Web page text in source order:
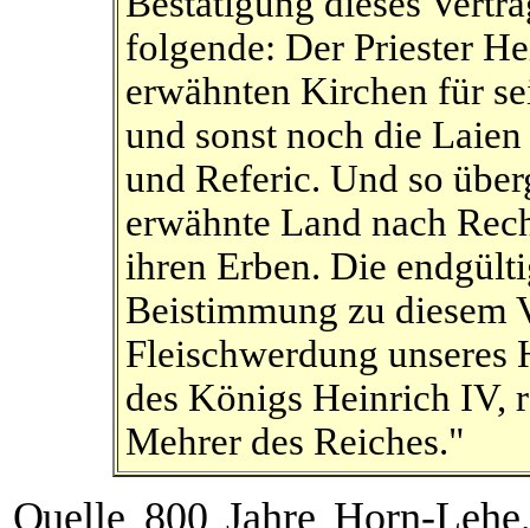
folgende: Der Priester
erwähnten Kirchen für
und sonst noch die
und Referic. Und so
erwähnte Land nach
ihren Erben. Die
Beistimmung zu diesem
Fleischwerdung unseres
des Königs Heinrich IV,
Mehrer des Reiches."
Quelle 800 Jahre Horn-